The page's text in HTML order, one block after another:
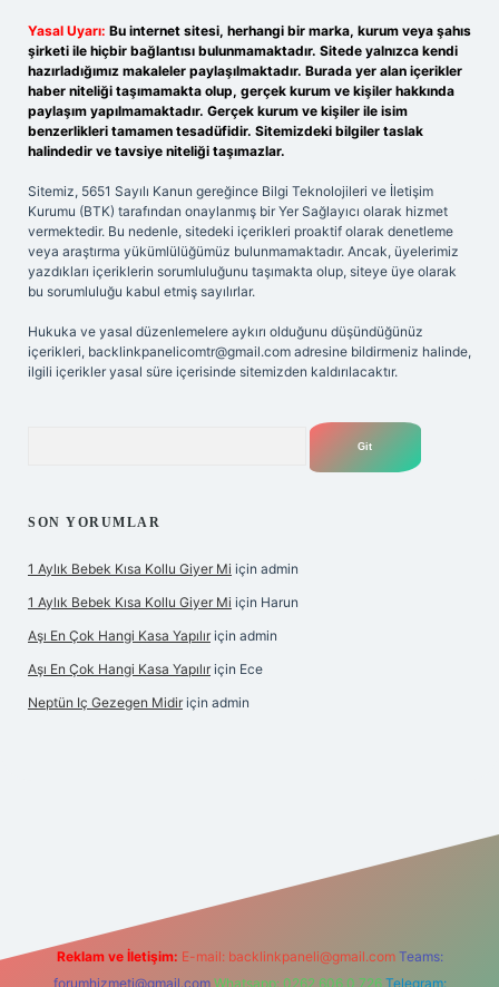
Yasal Uyarı: Bu internet sitesi, herhangi bir marka, kurum veya şahıs
şirketi ile hiçbir bağlantısı bulunmamaktadır. Sitede yalnızca kendi
hazırladığımız makaleler paylaşılmaktadır. Burada yer alan içerikler
haber niteliği taşımamakta olup, gerçek kurum ve kişiler hakkında
paylaşım yapılmamaktadır. Gerçek kurum ve kişiler ile isim
benzerlikleri tamamen tesadüfidir. Sitemizdeki bilgiler taslak
halindedir ve tavsiye niteliği taşımazlar.
Sitemiz, 5651 Sayılı Kanun gereğince Bilgi Teknolojileri ve İletişim
Kurumu (BTK) tarafından onaylanmış bir Yer Sağlayıcı olarak hizmet
vermektedir. Bu nedenle, sitedeki içerikleri proaktif olarak denetleme
veya araştırma yükümlülüğümüz bulunmamaktadır. Ancak, üyelerimiz
yazdıkları içeriklerin sorumluluğunu taşımakta olup, siteye üye olarak
bu sorumluluğu kabul etmiş sayılırlar.
Hukuka ve yasal düzenlemelere aykırı olduğunu düşündüğünüz
içerikleri, backlinkpanelicomtr@gmail.com adresine bildirmeniz halinde,
ilgili içerikler yasal süre içerisinde sitemizden kaldırılacaktır.
SON YORUMLAR
1 Aylık Bebek Kısa Kollu Giyer Mi için admin
1 Aylık Bebek Kısa Kollu Giyer Mi için Harun
Aşı En Çok Hangi Kasa Yapılır için admin
Aşı En Çok Hangi Kasa Yapılır için Ece
Neptün Iç Gezegen Midir için admin
Reklam ve İletişim: E-mail: backlinkpaneli@gmail.com Teams:
forumhizmeti@gmail.com Whatsapp: 0262 606 0 726 Telegram: